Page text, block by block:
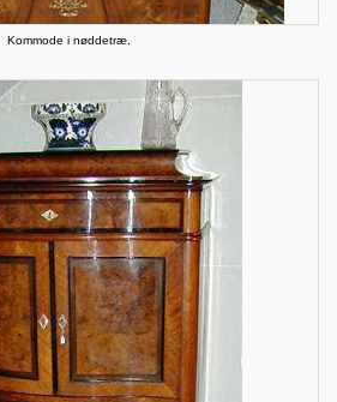
Kommode i nøddetræ.